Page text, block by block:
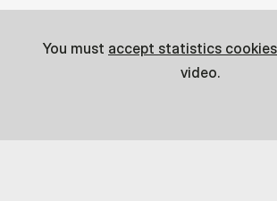
You must accept statistics cookies
video.